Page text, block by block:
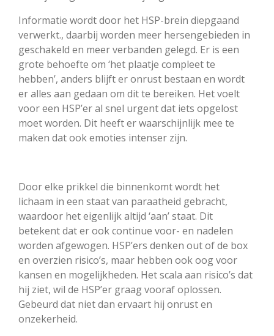
Informatie wordt door het HSP-brein diepgaand
verwerkt., daarbij worden meer hersengebieden in
geschakeld en meer verbanden gelegd. Er is een
grote behoefte om ‘het plaatje compleet te
hebben’, anders blijft er onrust bestaan en wordt
er alles aan gedaan om dit te bereiken. Het voelt
voor een HSP’er al snel urgent dat iets opgelost
moet worden. Dit heeft er waarschijnlijk mee te
maken dat ook emoties intenser zijn.
Door elke prikkel die binnenkomt wordt het
lichaam in een staat van paraatheid gebracht,
waardoor het eigenlijk altijd ‘aan’ staat. Dit
betekent dat er ook continue voor- en nadelen
worden afgewogen. HSP’ers denken out of de box
en overzien risico’s, maar hebben ook oog voor
kansen en mogelijkheden. Het scala aan risico’s dat
hij ziet, wil de HSP’er graag vooraf oplossen.
Gebeurd dat niet dan ervaart hij onrust en
onzekerheid.